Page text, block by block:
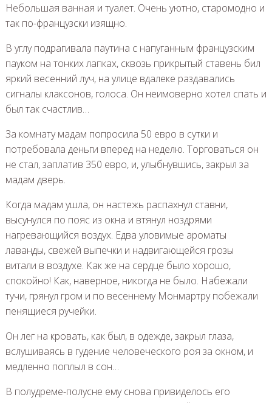
Небольшая ванная и туалет. Очень уютно, старомодно и
так по-французски изящно.
В углу подрагивала паутина с напуганным французским
пауком на тонких лапках, сквозь прикрытый ставень бил
яркий весенний луч, на улице вдалеке раздавались
сигналы клаксонов, голоса. Он неимоверно хотел спать и
был так счастлив…
За комнату мадам попросила 50 евро в сутки и
потребовала деньги вперед на неделю. Торговаться он
не стал, заплатив 350 евро, и, улыбнувшись, закрыл за
мадам дверь.
Когда мадам ушла, он настежь распахнул ставни,
высунулся по пояс из окна и втянул ноздрями
нагревающийся воздух. Едва уловимые ароматы
лаванды, свежей выпечки и надвигающейся грозы
витали в воздухе. Как же на сердце было хорошо,
спокойно! Как, наверное, никогда не было. Набежали
тучи, грянул гром и по весеннему Монмартру побежали
пенящиеся ручейки.
Он лег на кровать, как был, в одежде, закрыл глаза,
вслушиваясь в гудение человеческого роя за окном, и
медленно поплыл в сон…
В полудреме-полусне ему снова привиделось его